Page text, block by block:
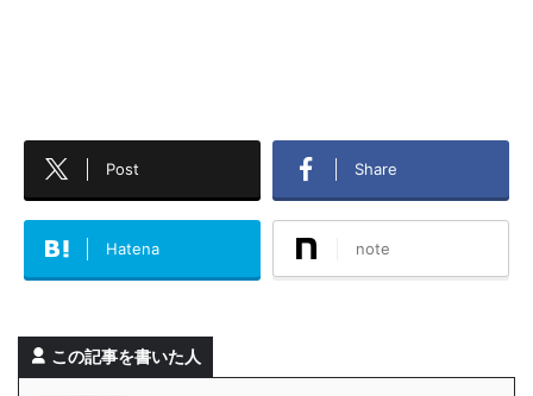
Post Share
Hatena note
この記事を書いた人